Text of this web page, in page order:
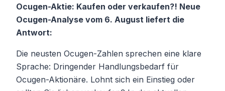
Ocugen-Aktie: Kaufen oder verkaufen?! Neue
Ocugen-Analyse vom 6. August liefert die
Antwort:
Die neusten Ocugen-Zahlen sprechen eine klare
Sprache: Dringender Handlungsbedarf für
Ocugen-Aktionäre. Lohnt sich ein Einstieg oder